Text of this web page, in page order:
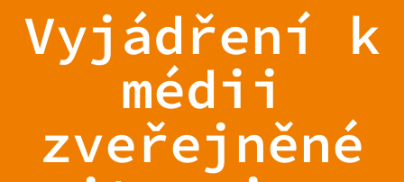
Vyjádření k
médii
zveřejněné